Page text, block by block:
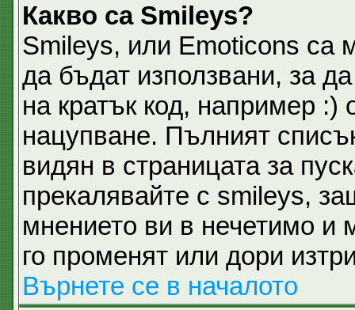
Какво са Smileys?
Smileys, или Emoticons са
да бъдат използвани, за
на кратък код, например :)
нацупване. Пълният
видян в страницата за
прекалявайте с smileys,
мнението ви в нечетимо и
го променят или дори
Върнете се в началото